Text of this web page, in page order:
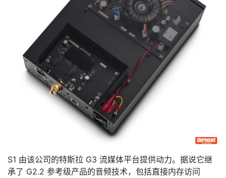
S1 由该公司的特斯拉 G3 流媒体平台提供动力。据说它继
承了 G2.2 参考级产品的音频技术，包括直接内存访问